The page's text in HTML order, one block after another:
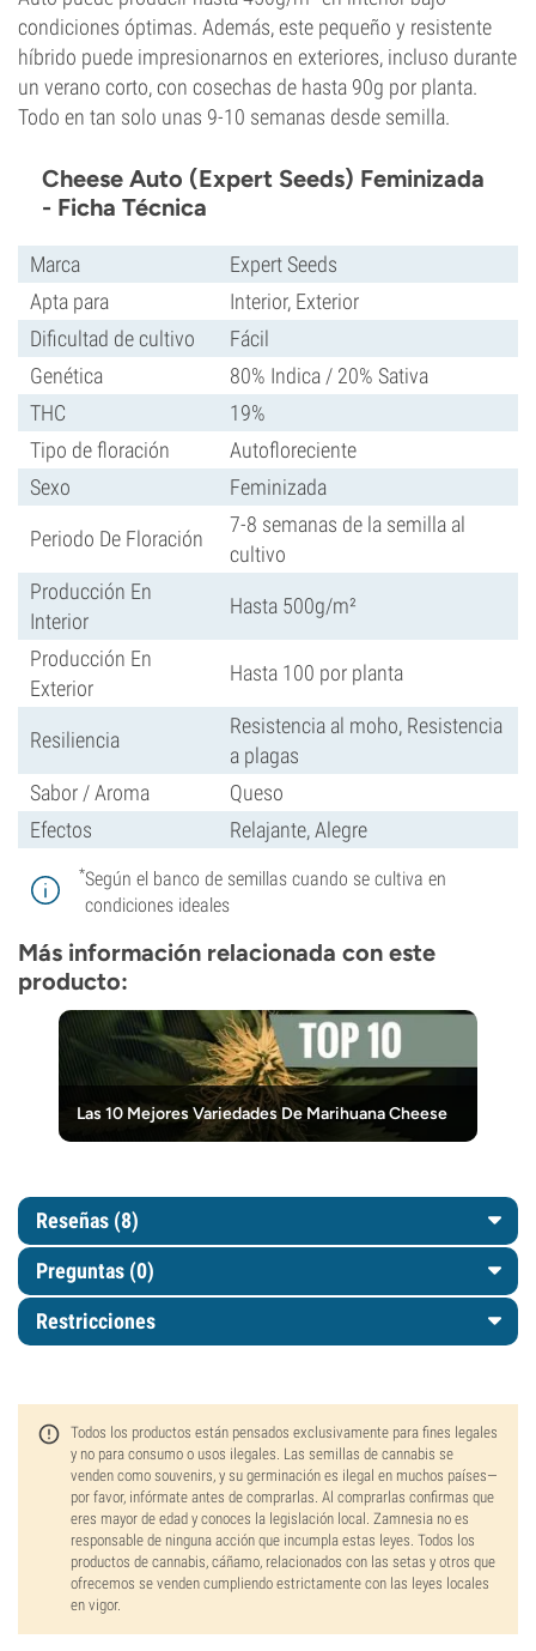
condiciones óptimas. Además, este pequeño y resistente
híbrido puede impresionarnos en exteriores, incluso durante
un verano corto, con cosechas de hasta 90g por planta.
Todo en tan solo unas 9-10 semanas desde semilla.
Cheese Auto (Expert Seeds) Feminizada
- Ficha Técnica
Marca
Expert Seeds
Apta para
Interior, Exterior
Dificultad de cultivo
Fácil
Genética
80% Indica / 20% Sativa
THC
19%
Tipo de floración
Autofloreciente
Sexo
Feminizada
Periodo De Floración
7-8 semanas de la semilla al
cultivo
Producción En
Interior
Hasta 500g/m²
Producción En
Exterior
Hasta 100 por planta
Resiliencia
Resistencia al moho, Resistencia
a plagas
Sabor / Aroma
Queso
Efectos
Relajante, Alegre
*Según el banco de semillas cuando se cultiva en
condiciones ideales
Más información relacionada con este
producto:
Las 10 Mejores Variedades De Marihuana Cheese
Reseñas (8)
Preguntas (0)
Restricciones
Todos los productos están pensados exclusivamente para fines legales
y no para consumo o usos ilegales. Las semillas de cannabis se
venden como souvenirs, y su germinación es ilegal en muchos países—
por favor, infórmate antes de comprarlas. Al comprarlas confirmas que
eres mayor de edad y conoces la legislación local. Zamnesia no es
responsable de ninguna acción que incumpla estas leyes. Todos los
productos de cannabis, cáñamo, relacionados con las setas y otros que
ofrecemos se venden cumpliendo estrictamente con las leyes locales
en vigor.